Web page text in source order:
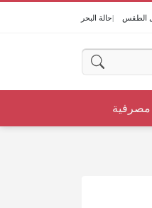
الطقس حالة البحر